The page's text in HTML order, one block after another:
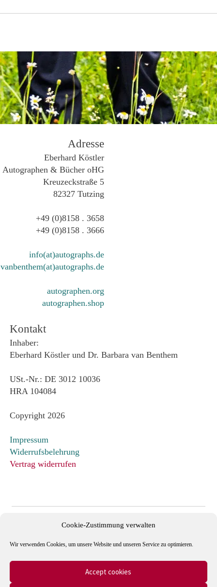
Cookie-Zustimmung verwalten
Wir verwenden Cookies, um unsere Website und unseren Service zu optimieren.
Accept cookies
Adresse
Eberhard Köstler
Autographen & Bücher oHG
Kreuzeckstraße 5
82327 Tutzing
+49 (0)8158 . 3658
+49 (0)8158 . 3666
info(at)autographs.de
vanbenthem(at)autographs.de
autographen.org
autographen.shop
Kontakt
Inhaber:
Eberhard Köstler und Dr. Barbara van Benthem
USt.-Nr.: DE 3012 10036
HRA 104084
Copyright 2026
Impressum
Widerrufsbelehrung
Vertrag widerrufen